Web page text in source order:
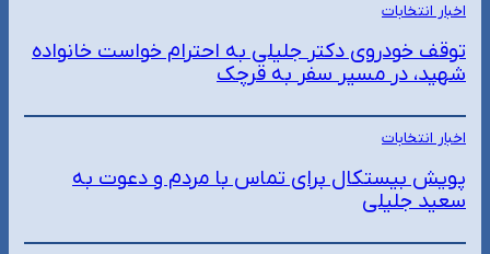
اخبار انتخابات
توقف خودروی دکتر جلیلی به احترام خواست خانواده
شهید، در مسیر سفر به قرچک
اخبار انتخابات
پویش بیستکال برای تماس با مردم و دعوت به
سعید جلیلی